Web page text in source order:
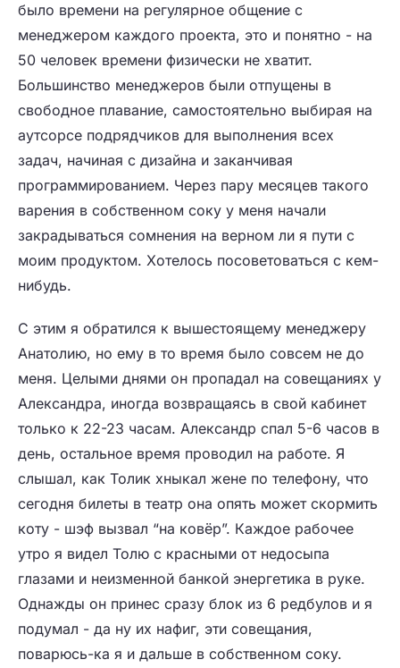
было времени на регулярное общение с
менеджером каждого проекта, это и понятно - на
50 человек времени физически не хватит.
Большинство менеджеров были отпущены в
свободное плавание, самостоятельно выбирая на
аутсорсе подрядчиков для выполнения всех
задач, начиная с дизайна и заканчивая
программированием. Через пару месяцев такого
варения в собственном соку у меня начали
закрадываться сомнения на верном ли я пути с
моим продуктом. Хотелось посоветоваться с кем-
нибудь.
С этим я обратился к вышестоящему менеджеру
Анатолию, но ему в то время было совсем не до
меня. Целыми днями он пропадал на совещаниях у
Александра, иногда возвращаясь в свой кабинет
только к 22-23 часам. Александр спал 5-6 часов в
день, остальное время проводил на работе. Я
слышал, как Толик хныкал жене по телефону, что
сегодня билеты в театр она опять может скормить
коту - шэф вызвал “на ковёр”. Каждое рабочее
утро я видел Толю с красными от недосыпа
глазами и неизменной банкой энергетика в руке.
Однажды он принес сразу блок из 6 редбулов и я
подумал - да ну их нафиг, эти совещания,
поварюсь-ка я и дальше в собственном соку.